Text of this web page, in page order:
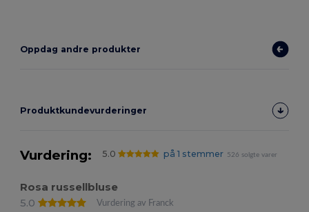
Oppdag andre produkter
Produktkundevurderinger
Vurdering: 5.0 på 1 stemmer 526 solgte varer
Rosa russellbluse
5.0
Vurdering av Franck